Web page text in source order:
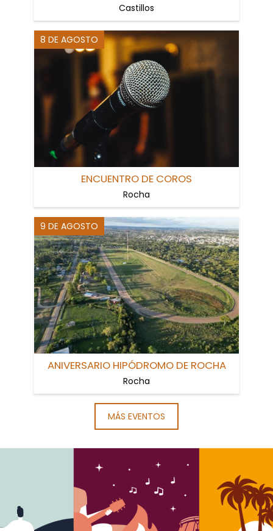
Castillos
8 DE AGOSTO
ENCUENTRO DE COROS
Rocha
9 DE AGOSTO
ANIVERSARIO HIPÓDROMO DE ROCHA
Rocha
MÁS EVENTOS